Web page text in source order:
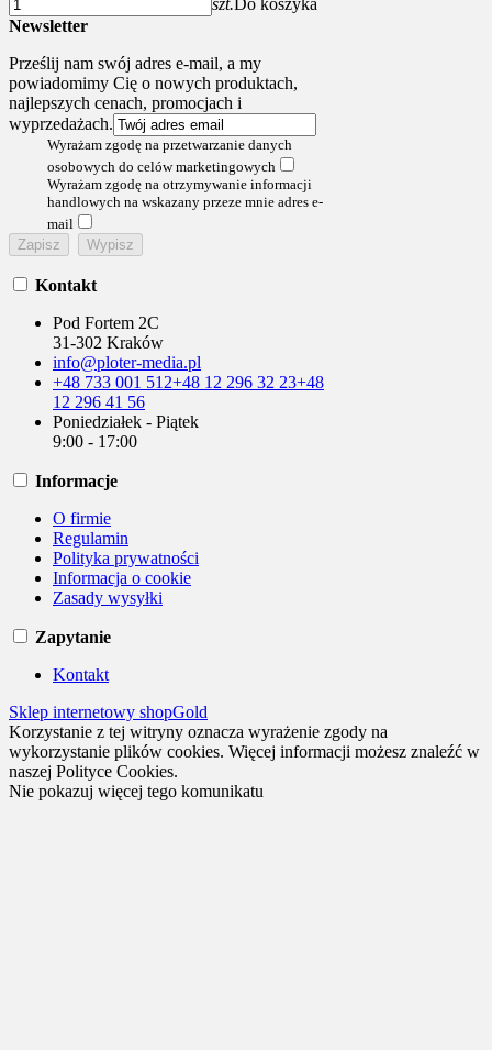
Newsletter
Prześlij nam swój adres e-mail, a my
powiadomimy Cię o nowych produktach,
najlepszych cenach, promocjach i
wyprzedażach.
Wyrażam zgodę na przetwarzanie danych
osobowych do celów marketingowych
Wyrażam zgodę na otrzymywanie informacji
handlowych na wskazany przeze mnie adres e-
mail
Kontakt
Pod Fortem 2C
31-302 Kraków
info@ploter-media.pl
+48 733 001 512+48 12 296 32 23+48
12 296 41 56
Poniedziałek - Piątek
9:00 - 17:00
Informacje
O firmie
Regulamin
Polityka prywatności
Informacja o cookie
Zasady wysyłki
Zapytanie
Kontakt
Sklep internetowy shopGold
Korzystanie z tej witryny oznacza wyrażenie zgody na
wykorzystanie plików cookies. Więcej informacji możesz znaleźć w
naszej Polityce Cookies.
Nie pokazuj więcej tego komunikatu